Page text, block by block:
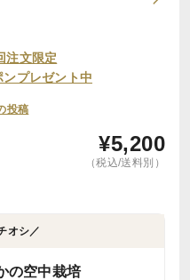
注文限定
プレゼント中
投稿
¥5,200
（税込/送料別）
オシ／
の空中栽培